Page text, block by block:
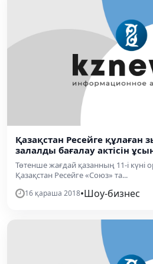
Қазақстан Ресейге құлаған
залалды бағалау актісін
Төтенше жағдай қазанның 11-і күні
Қазақстан Ресейге «Союз» та...
16 қараша 2018•Шоу-бизнес